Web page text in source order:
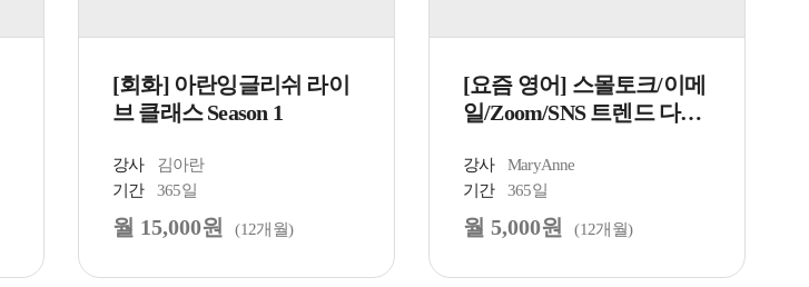
[회화] 아란잉글리쉬 라이
브 클래스 Season 1
강사
김아란
기간
365일
월 15,000원 (12개월)
[요즘 영어] 스몰토크/이메
일/Zoom/SNS 트렌드 다
강사
MaryAnne
기간
365일
월 5,000원 (12개월)